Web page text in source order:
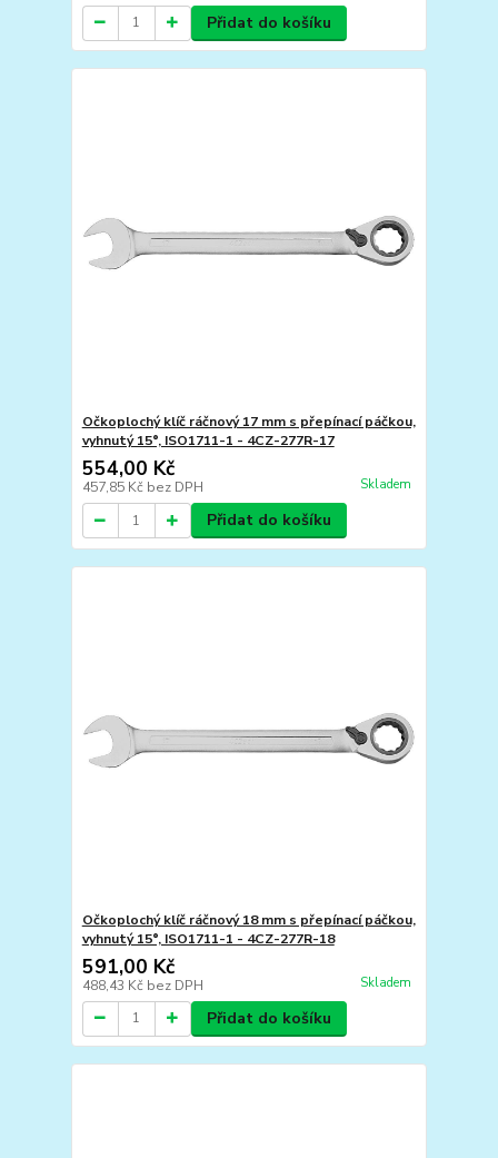
Přidat do košíku
Očkoplochý klíč ráčnový 17 mm s přepínací páčkou,
vyhnutý 15°, ISO1711-1 - 4CZ-277R-17
554,00 Kč
457,85 Kč bez DPH Skladem
Přidat do košíku
Očkoplochý klíč ráčnový 18 mm s přepínací páčkou,
vyhnutý 15°, ISO1711-1 - 4CZ-277R-18
591,00 Kč
488,43 Kč bez DPH Skladem
Přidat do košíku